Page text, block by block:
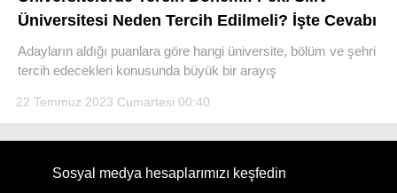
Üniversitesi Neden Tercih Edilmeli? İşte Cevabı
Adayların aldığı puanlara göre hangi üniversite, bölüm ve şehri
tercih edecekleri konusunda büyük bir arayış
22 Temmuz 2023 Cumartesi 00:40
Sosyal medya hesaplarımızı keşfedin